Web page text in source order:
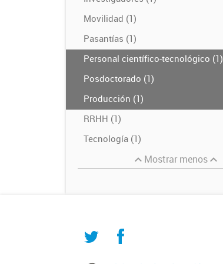
Movilidad (1)
Pasantías (1)
Personal científico-tecnológico (1)
Posdoctorado (1)
Producción (1)
RRHH (1)
Tecnología (1)
Mostrar menos